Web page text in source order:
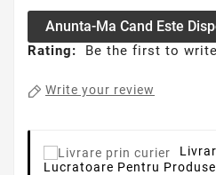
Anunta-Ma Cand Este
Rating: Be the first to
Write your review
Lucratoare Pentru